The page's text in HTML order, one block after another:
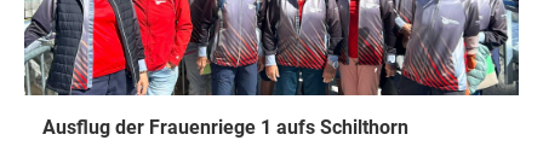
Ausflug der Frauenriege 1 aufs Schilthorn